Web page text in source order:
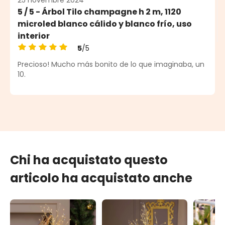
5 / 5 - Árbol Tilo champagne h 2 m, 1120
microled blanco cálido y blanco frío, uso
interior
Valutazione media di 5 su 5 stelle
5/5
Precioso! Mucho más bonito de lo que imaginaba, un
10.
Chi ha acquistato questo
articolo ha acquistato anche